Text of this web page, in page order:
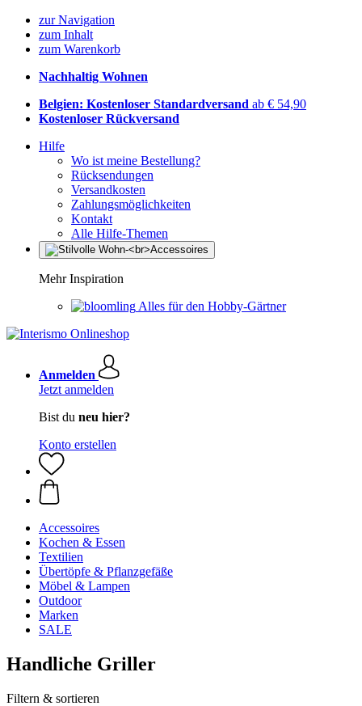
zur Navigation
zum Inhalt
zum Warenkorb
Nachhaltig Wohnen
Belgien: Kostenloser Standardversand ab € 54,90
Kostenloser Rückversand
Hilfe
Wo ist meine Bestellung?
Rücksendungen
Versandkosten
Zahlungsmöglichkeiten
Kontakt
Alle Hilfe-Themen
Mehr Inspiration
Alles für den Hobby-Gärtner
Anmelden
Jetzt anmelden
Bist du neu hier?
Konto erstellen
Accessoires
Kochen & Essen
Textilien
Übertöpfe & Pflanzgefäße
Möbel & Lampen
Outdoor
Marken
SALE
Handliche Griller
Filtern & sortieren